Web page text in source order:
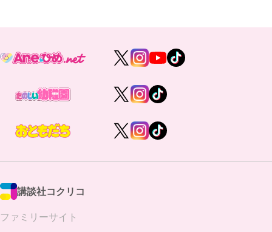
講談社コクリコ
ファミリーサイト